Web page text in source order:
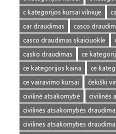
c kategorijos kursai vilniuje
car draudimas
casco
casco draudimas skaiciuokle
casko draudimas
ce
ce kategorijos kaina
ce
ce vairavimo kursai
čekiški
civilinė atsakomybė
civilinės
civilinės atsakomybės
civilines atsakomybes